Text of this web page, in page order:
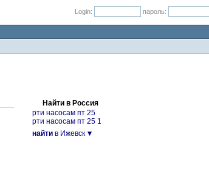
Login: пароль:
Найти в Россия
рти насосам пт 25
рти насосам пт 25 1
найти в Ижевск